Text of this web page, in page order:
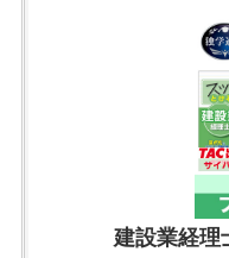
建設業経理